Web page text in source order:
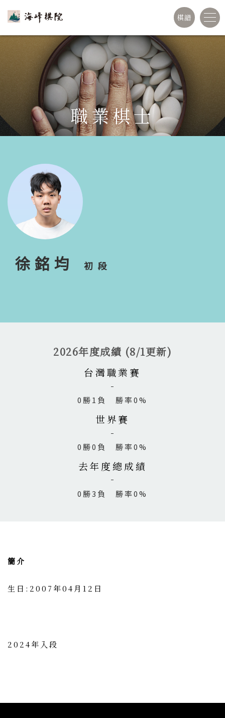
棋譜
職業棋士
徐銘均 初段
2026年度成績 (8/1更新)
台灣職業賽
0勝1負 勝率0%
世界賽
0勝0負 勝率0%
去年度總成績
0勝3負 勝率0%
簡介
生日:2007年04月12日
2024年入段